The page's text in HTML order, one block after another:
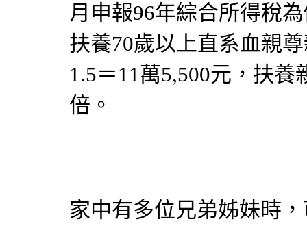
月申報96年綜合所得稅
扶養70歲以上直系血親
1.5＝11萬5,500元，扶
倍。
家中有多位兄弟姊妹時